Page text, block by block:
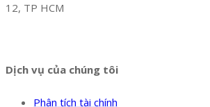
12, TP HCM
Dịch vụ của chúng tôi
Phân tích tài chính